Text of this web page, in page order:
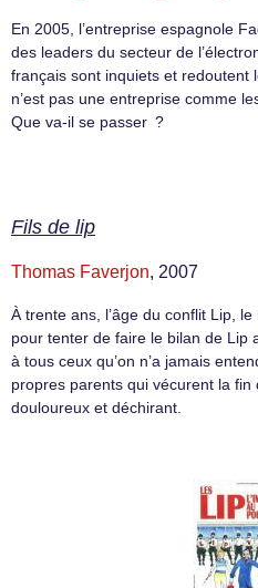
En 2005, l’entreprise espagnole
des leaders du secteur de
français sont inquiets et redoutent
n’est pas une entreprise comme
Que va-il se passer ?
Fils de lip
Thomas Faverjon, 2007
À trente ans, l’âge du conflit Lip,
pour tenter de faire le bilan de Lip
à tous ceux qu’on n’a jamais
propres parents qui vécurent la
douloureux et déchirant.